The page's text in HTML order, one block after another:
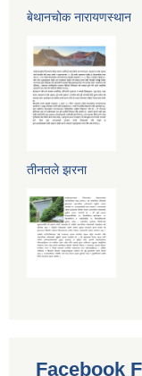
बेथानचोक नारायणस्थान
तीनतले झरना
Facebook